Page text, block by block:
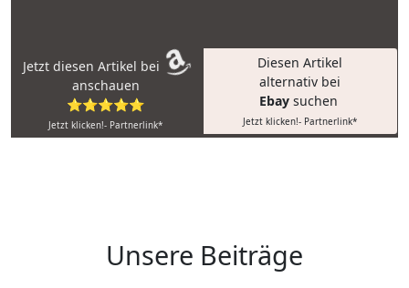
Jetzt diesen Artikel bei
anschauen
⭐⭐⭐⭐⭐
Jetzt klicken!- Partnerlink*
Diesen Artikel
alternativ bei
Ebay suchen
Jetzt klicken!- Partnerlink*
Unsere Beiträge